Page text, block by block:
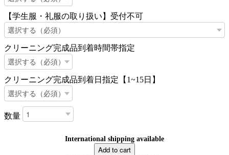
【学生服・礼服の取り扱い】受付不可
クリーニング完成品到着時間帯指定
クリーニング完成品到着日指定【1~15日】
数量
International shipping available
Add to cart